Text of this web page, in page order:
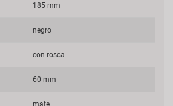
185 mm
negro
con rosca
60 mm
mate